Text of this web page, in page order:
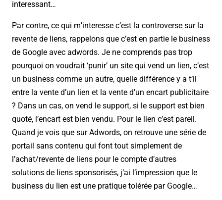
interessant…
Par contre, ce qui m’interesse c’est la controverse sur la
revente de liens, rappelons que c’est en partie le business
de Google avec adwords. Je ne comprends pas trop
pourquoi on voudrait ‘punir’ un site qui vend un lien, c’est
un business comme un autre, quelle différence y a t’il
entre la vente d’un lien et la vente d’un encart publicitaire
? Dans un cas, on vend le support, si le support est bien
quoté, l’encart est bien vendu. Pour le lien c’est pareil.
Quand je vois que sur Adwords, on retrouve une série de
portail sans contenu qui font tout simplement de
l’achat/revente de liens pour le compte d’autres
solutions de liens sponsorisés, j’ai l’impression que le
business du lien est une pratique tolérée par Google…